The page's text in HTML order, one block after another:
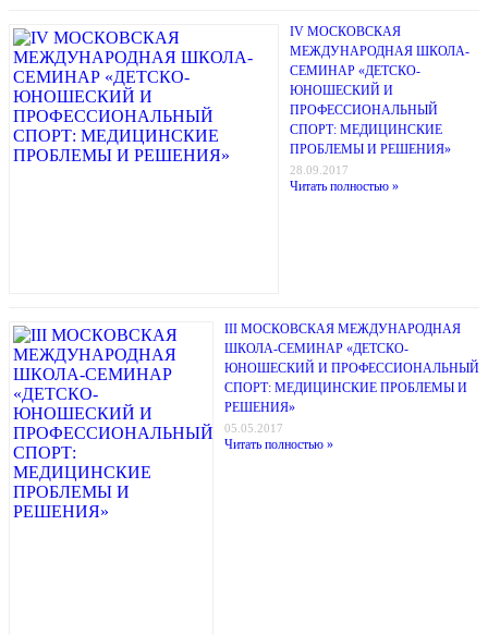
IV МОСКОВСКАЯ
МЕЖДУНАРОДНАЯ ШКОЛА-
СЕМИНАР «ДЕТСКО-
ЮНОШЕСКИЙ И
ПРОФЕССИОНАЛЬНЫЙ
СПОРТ: МЕДИЦИНСКИЕ
ПРОБЛЕМЫ И РЕШЕНИЯ»
28.09.2017
Читать полностью »
III МОСКОВСКАЯ МЕЖДУНАРОДНАЯ
ШКОЛА-СЕМИНАР «ДЕТСКО-
ЮНОШЕСКИЙ И ПРОФЕССИОНАЛЬНЫЙ
СПОРТ: МЕДИЦИНСКИЕ ПРОБЛЕМЫ И
РЕШЕНИЯ»
05.05.2017
Читать полностью »